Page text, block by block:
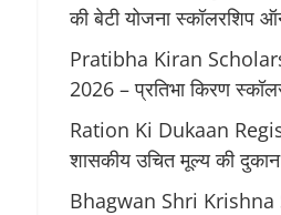
की बेटी योजना स्कॉलरशिप
Pratibha Kiran
2026 – प्रतिभा किरण
Ration Ki Dukaan
शासकीय उचित मूल्य की दुकान
Bhagwan Shri